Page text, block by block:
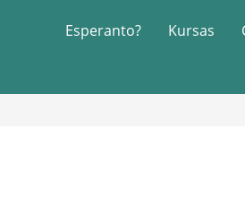
Esperanto? Kursas